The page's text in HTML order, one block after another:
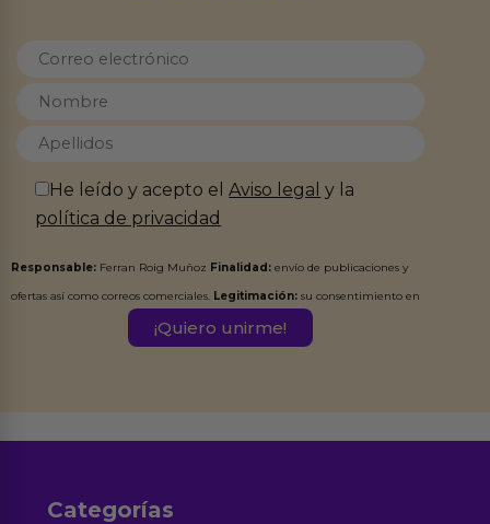
He leído y acepto elAviso legal y la
política de privacidad
Responsable: Ferran Roig Muñoz Finalidad: envío de publicaciones y
ofertas así como correos comerciales. Legitimación: su consentimiento en
Destinatarios:Ferran Roig Muñoz. Podrás ejercer tus
Categorías